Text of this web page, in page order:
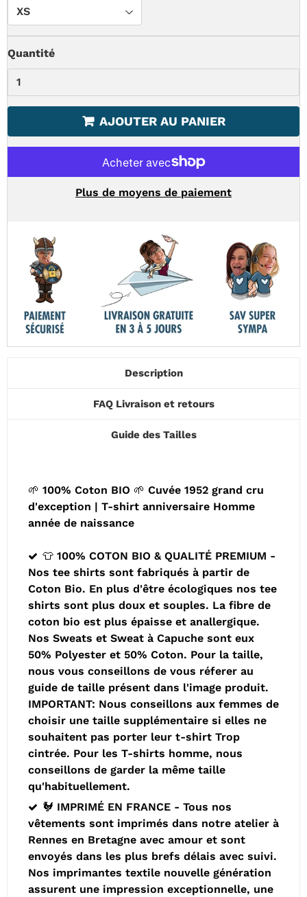
Quantité
AJOUTER AU PANIER
Plus de moyens de paiement
Description
FAQ Livraison et retours
Guide des Tailles
🌱 100% Coton BIO 🌱 Cuvée 1952 grand cru
d'exception | T-shirt anniversaire Homme
année de naissance
👕 100% COTON BIO & QUALITÉ PREMIUM -
Nos tee shirts sont fabriqués à partir de
Coton Bio. En plus d'être écologiques nos tee
shirts sont plus doux et souples. La fibre de
coton bio est plus épaisse et anallergique.
Nos Sweats et Sweat à Capuche sont eux
50% Polyester et 50% Coton. Pour la taille,
nous vous conseillons de vous réferer au
guide de taille présent dans l'image produit.
IMPORTANT: Nous conseillons aux femmes de
choisir une taille supplémentaire si elles ne
souhaitent pas porter leur t-shirt Trop
cintrée. Pour les T-shirts homme, nous
conseillons de garder la même taille
qu'habituellement.
🐓 IMPRIMÉ EN FRANCE - Tous nos
vêtements sont imprimés dans notre atelier à
Rennes en Bretagne avec amour et sont
envoyés dans les plus brefs délais avec suivi.
Nos imprimantes textile nouvelle génération
assurent une impression exceptionnelle, une